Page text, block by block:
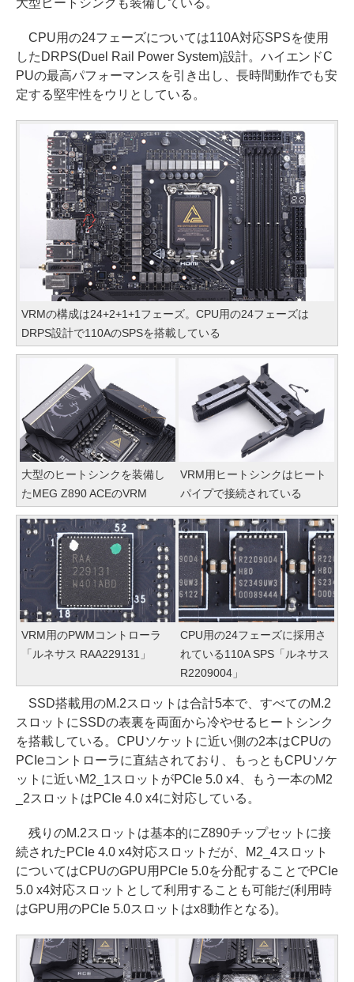
大型ヒートシンクも装備している。
CPU用の24フェーズについては110A対応SPSを使用
したDRPS(Duel Rail Power System)設計。ハイエンドC
PUの最高パフォーマンスを引き出し、長時間動作でも安
定する堅牢性をウリとしている。
VRMの構成は24+2+1+1フェーズ。CPU用の24フェーズは
DRPS設計で110AのSPSを搭載している
大型のヒートシンクを装備し
たMEG Z890 ACEのVRM
VRM用ヒートシンクはヒート
パイプで接続されている
VRM用のPWMコントローラ
「ルネサス RAA229131」
CPU用の24フェーズに採用さ
れている110A SPS「ルネサス
R2209004」
SSD搭載用のM.2スロットは合計5本で、すべてのM.2
スロットにSSDの表裏を両面から冷やせるヒートシンク
を搭載している。CPUソケットに近い側の2本はCPUの
PCIeコントローラに直結されており、もっともCPUソケ
ットに近いM2_1スロットがPCIe 5.0 x4、もう一本のM2
_2スロットはPCIe 4.0 x4に対応している。
残りのM.2スロットは基本的にZ890チップセットに接
続されたPCIe 4.0 x4対応スロットだが、M2_4スロット
についてはCPUのGPU用PCIe 5.0を分配することでPCIe
5.0 x4対応スロットとして利用することも可能だ(利用時
はGPU用のPCIe 5.0スロットはx8動作となる)。